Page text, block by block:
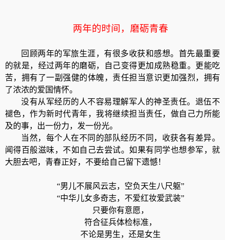
两年的时间，磨砺青春
回顾两年的军旅生涯，有很多收获和感想。首先最重要
的就是，经过两年的磨砺，自己变得更加成熟稳重。更能吃
苦，拥有了一副强健的体魄，责任担当意识更加强烈，拥有
了浓浓的爱国情怀。
没有从军经历的人不容易理解军人的神圣责任。退伍不
褪色，作为新时代青年，我将继续担当责任，做自己力所能
及的事，出一份力，发一份光。
当然，每个人在不同的部队经历不同，收获各有差异。
闻得百般滋味，不如自己去尝试。如果有同学也想参军，就
大胆去吧，青春正好，不要给自己留下遗憾！
“男儿不展风云志，空负天生八尺躯”
“中华儿女多奇志，不爱红妆爱武装”
只要你有意愿，
符合征兵体检标准，
不论是男生，还是女生